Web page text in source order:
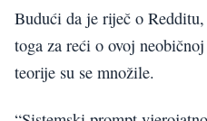
Budući da je riječ o
toga za reći o ovoj
teorije su se množile.